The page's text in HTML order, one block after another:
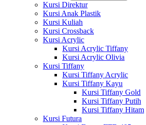
Kursi Direktur
Kursi Anak Plastik
Kursi Kuliah
Kursi Crossback
Kursi Acrylic
Kursi Acrylic Tiffany
Kursi Acrylic Olivia
Kursi Tiffany
Kursi Tiffany Acrylic
Kursi Tiffany Kayu
Kursi Tiffany Gold
Kursi Tiffany Putih
Kursi Tiffany Hitam
Kursi Futura